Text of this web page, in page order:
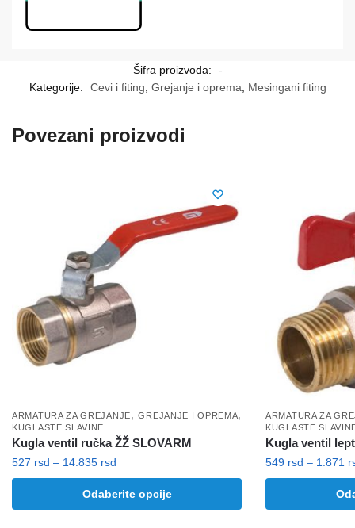
Šifra proizvoda:
-
Kategorije:
Cevi i fiting, Grejanje i oprema, Mesingani fiting
Povezani proizvodi
ARMATURA ZA GREJANJE,GREJANJE I OPREMA,
KUGLASTE SLAVINE
Kugla ventil ručka ŽŽ SLOVARM
527 rsd – 14.835 rsd
cena:
od
527 rsd
Odaberite opcije
proizvod
ARMATURA ZA
KUGLASTE
Kugla ventil
549 rsd – 1.871
proizvod